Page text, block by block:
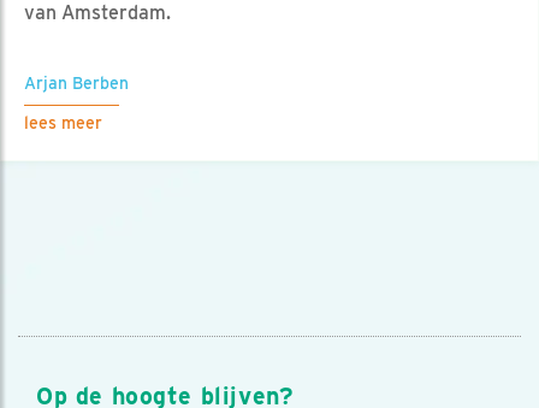
van Amsterdam.
Arjan Berben
lees meer
Op de hoogte blijven?